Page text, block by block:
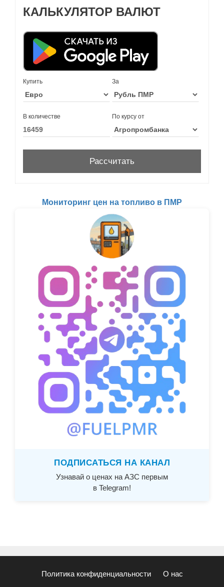
КАЛЬКУЛЯТОР ВАЛЮТ
Купить За
В количестве По курсу от
Мониторинг цен на топливо в ПМР
ПОДПИСАТЬСЯ НА КАНАЛ
Узнавай о ценах на АЗС первым
в Telegram!
Политика конфиденциальности О нас